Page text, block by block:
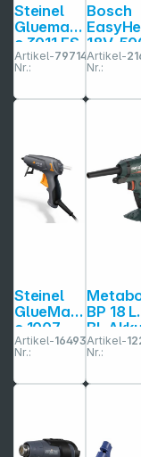
Steinel
Gluemati
c 3011 FS
Klebepist
ole
Artikel-
Nr.:
797141
Bosch
18V-
stole
Artikel-
Nr.:
Steinel
GlueMati
c 1007
Heißkleb
epistole
Artikel-
Nr.:
164931
BP 18
BL Akku-
le
Artikel-
Nr.: